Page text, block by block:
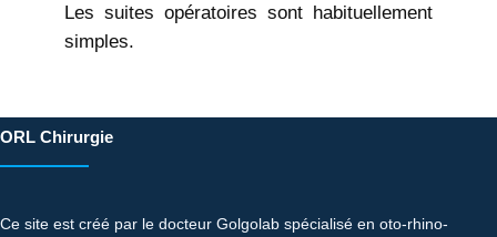
Les suites opératoires sont habituellement
simples.
ORL Chirurgie
Ce site est créé par le docteur Golgolab spécialisé en oto-rhino-